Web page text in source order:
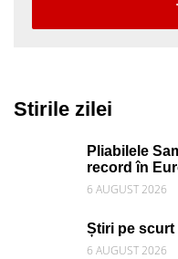
Stirile zilei
Pliabilele
record în
6 AUGUST 2026
Știri pe scurt
6 AUGUST 2026